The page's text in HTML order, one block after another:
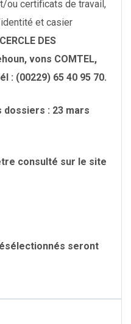
ou certificats de travail,
et casier
DES
vons COMTEL,
: (00229) 65 40 95 70.
dossiers : 23 mars
consulté sur le site
seront